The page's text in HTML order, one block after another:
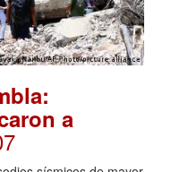
a